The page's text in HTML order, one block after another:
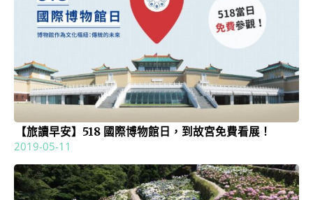
【旅讀早安】518 國際博物館日，到故宮免費看展！
2019-05-11